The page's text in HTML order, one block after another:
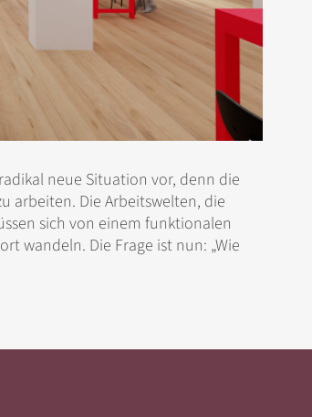
neue Situation vor, denn die
arbeiten. Die Arbeitswelten, die
sich von einem funktionalen
wandeln. Die Frage ist nun: „Wie